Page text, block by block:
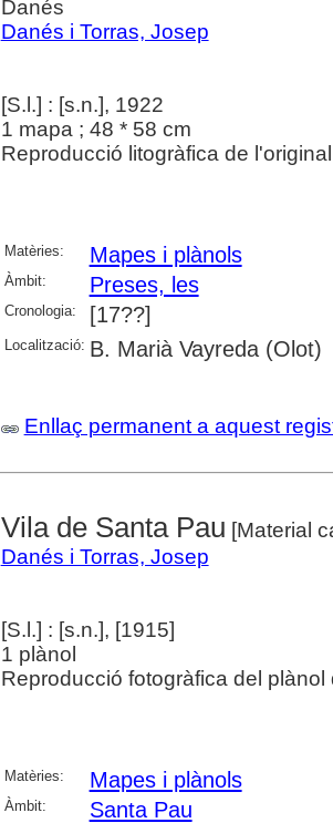
Danés
Danés i Torras, Josep
[S.l.] : [s.n.], 1922
1 mapa ; 48 * 58 cm
Reproducció litogràfica de
Matèries: Mapes i plànols
Àmbit: Preses, les
Cronologia: [17??]
Localització: B. Marià Vayreda (Olot)
Enllaç permanent a aquest
Vila de Santa Pau [Material
Danés i Torras, Josep
[S.l.] : [s.n.], [1915]
1 plànol
Reproducció fotogràfica del plànol
Matèries: Mapes i plànols
Àmbit: Santa Pau